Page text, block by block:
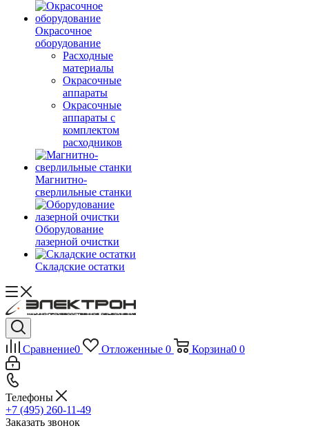
Окрасочное
оборудование
Расходные
материалы
Окрасочные
аппараты
Окрасочные
аппараты с
комплектом
расходников
Магнитно-
сверлильные станки
Оборудование
лазерной очистки
Складские остатки
Сравнение0 Отложенные 0 Корзина0 0
Телефоны
+7 (495) 260-11-49
Заказать звонок